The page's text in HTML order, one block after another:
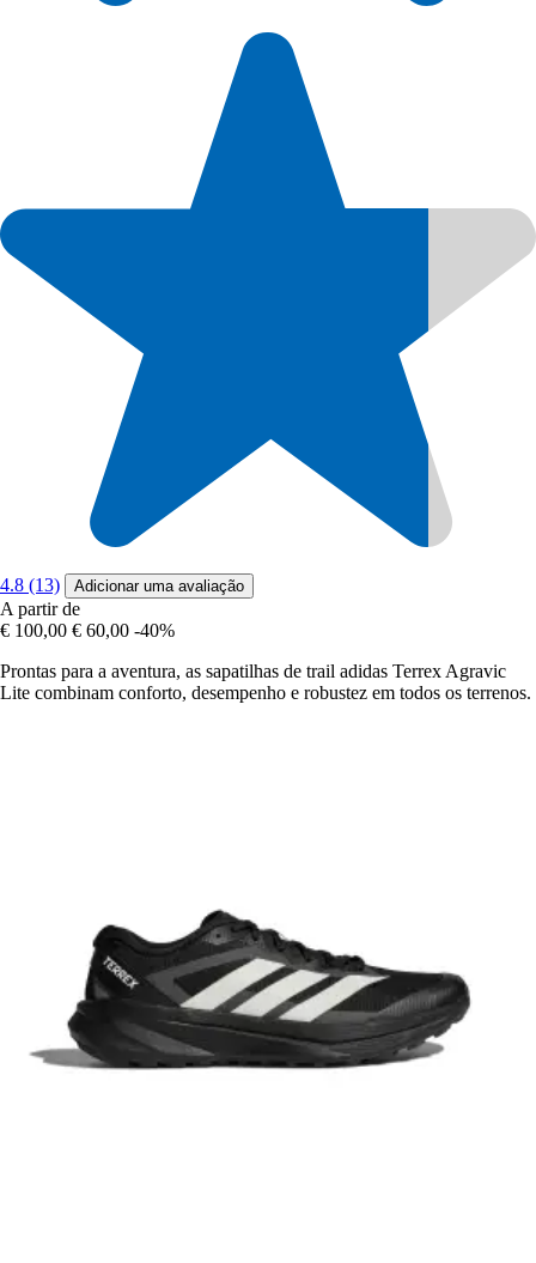
4.8 (13) Adicionar uma avaliação
A partir de
€ 100,00 € 60,00 -40%
Prontas para a aventura, as sapatilhas de trail adidas Terrex Agravic
Lite combinam conforto, desempenho e robustez em todos os terrenos.